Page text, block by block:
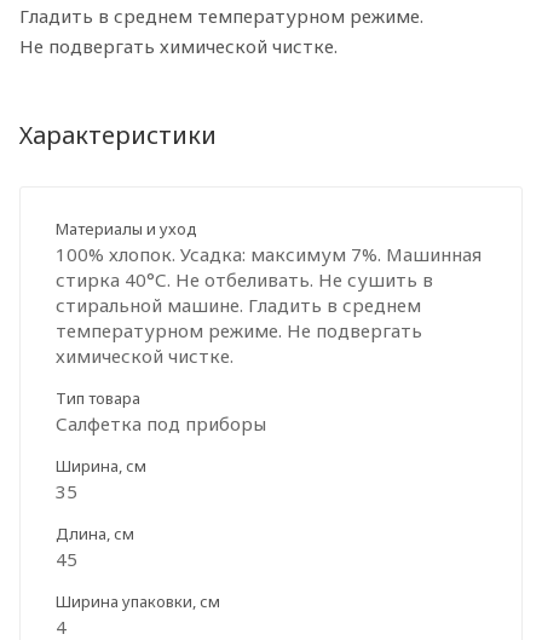
Гладить в среднем температурном режиме.
Не подвергать химической чистке.
Характеристики
Материалы и уход
100% хлопок. Усадка: максимум 7%. Машинная
стирка 40°С. Не отбеливать. Не сушить в
стиральной машине. Гладить в среднем
температурном режиме. Не подвергать
химической чистке.
Тип товара
Салфетка под приборы
Ширина, см
35
Длина, см
45
Ширина упаковки, см
4